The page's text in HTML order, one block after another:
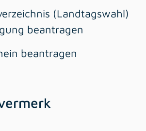
(Landtagswahl)
beantragen
beantragen